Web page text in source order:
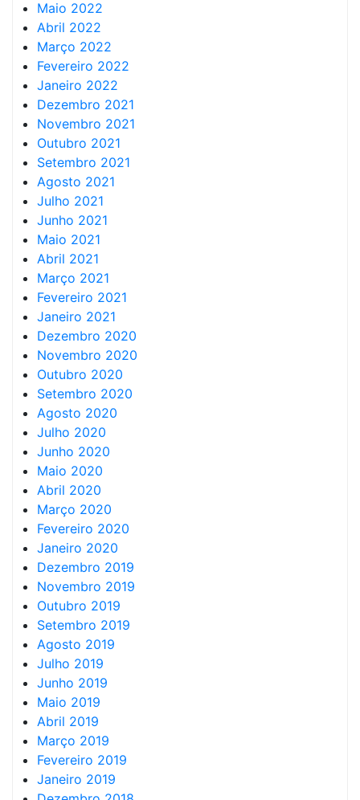
Maio 2022
Abril 2022
Março 2022
Fevereiro 2022
Janeiro 2022
Dezembro 2021
Novembro 2021
Outubro 2021
Setembro 2021
Agosto 2021
Julho 2021
Junho 2021
Maio 2021
Abril 2021
Março 2021
Fevereiro 2021
Janeiro 2021
Dezembro 2020
Novembro 2020
Outubro 2020
Setembro 2020
Agosto 2020
Julho 2020
Junho 2020
Maio 2020
Abril 2020
Março 2020
Fevereiro 2020
Janeiro 2020
Dezembro 2019
Novembro 2019
Outubro 2019
Setembro 2019
Agosto 2019
Julho 2019
Junho 2019
Maio 2019
Abril 2019
Março 2019
Fevereiro 2019
Janeiro 2019